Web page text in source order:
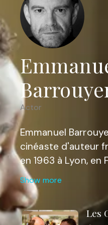
Actor
Emmanuel
cinéaste d'auteur
en 1963 à Lyon, en
pour son parcours
travail dans les
américains. L'une
Show more
Les